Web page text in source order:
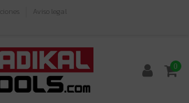
Aviso legal
0